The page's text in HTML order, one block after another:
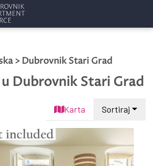
> Dubrovnik Stari Grad
Dubrovnik Stari Grad
Karta Sortiraj